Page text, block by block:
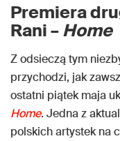
Premiera
Rani –Home
Z odsieczą tym
przychodzi, jak
ostatni piątek maja
Home.Jedna z
polskich artystek na